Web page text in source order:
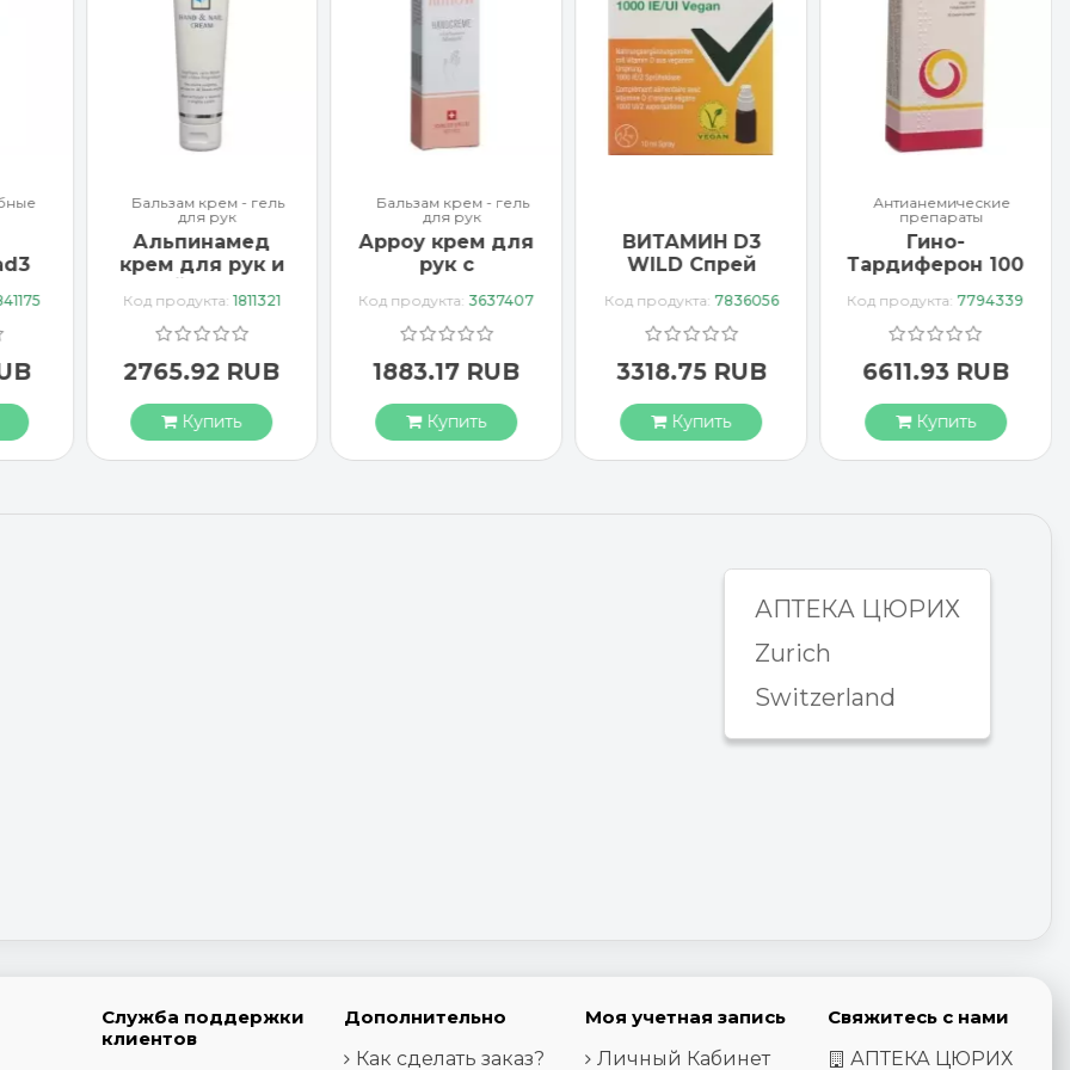
Бальзам крем - гель
для рук
Альпинамед
крем для рук и
Примулы
вечерней 100 мл
Код продукта:1811321
2765.92 RUB
Купить
Бальзам крем - гель
для рук
Арроу крем для
рук с
маслом 65 мл
Код продукта:3637407
1883.17 RUB
Купить
ВИТАМИН D3
WILD Спрей
веганский
Код продукта: 7836056
3318.75 RUB
Купить
Антианемические
препараты
Гино-
Тардиферон 100
Код продукта:7794339
6611.93 RUB
Купить
АПТЕКА ЦЮРИХ
Zurich
Switzerland
Служба поддержки
клиентов
Дополнительно
Как сделать заказ?
Моя учетная запись
Личный Кабинет
Свяжитесь с нами
АПТЕКА ЦЮРИХ